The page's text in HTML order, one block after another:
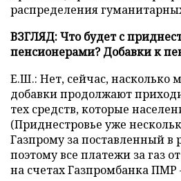
распределения
ВЗГЛЯД: Что будет с
пенсионерами? Добавки к
Е.Ш.: Нет, сейчас, насколько
добавки продолжают
тех средств, которые
(Приднестровье уже
Газпрому за поставленный в
поэтому все платежи за газ
на счетах Газпромбанка ПМР